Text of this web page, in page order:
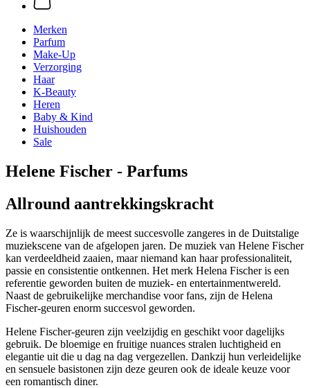
Merken
Parfum
Make-Up
Verzorging
Haar
K-Beauty
Heren
Baby & Kind
Huishouden
Sale
Helene Fischer - Parfums
Allround aantrekkingskracht
Ze is waarschijnlijk de meest succesvolle zangeres in de Duitstalige
muziekscene van de afgelopen jaren. De muziek van Helene Fischer
kan verdeeldheid zaaien, maar niemand kan haar professionaliteit,
passie en consistentie ontkennen. Het merk Helena Fischer is een
referentie geworden buiten de muziek- en entertainmentwereld.
Naast de gebruikelijke merchandise voor fans, zijn de Helena
Fischer-geuren enorm succesvol geworden.
Helene Fischer-geuren zijn veelzijdig en geschikt voor dagelijks
gebruik. De bloemige en fruitige nuances stralen luchtigheid en
elegantie uit die u dag na dag vergezellen. Dankzij hun verleidelijke
en sensuele basistonen zijn deze geuren ook de ideale keuze voor
een romantisch diner.